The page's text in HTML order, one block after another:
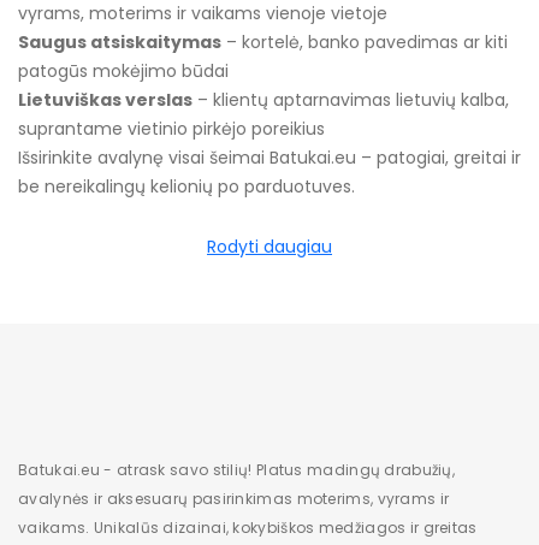
vyrams, moterims ir vaikams vienoje vietoje
Saugus atsiskaitymas – kortelė, banko pavedimas ar kiti
patogūs mokėjimo būdai
Lietuviškas verslas – klientų aptarnavimas lietuvių kalba,
suprantame vietinio pirkėjo poreikius
Išsirinkite avalynę visai šeimai Batukai.eu – patogiai, greitai ir
be nereikalingų kelionių po parduotuves.
Rodyti daugiau
Batukai.eu - atrask savo stilių! Platus madingų drabužių,
avalynės ir aksesuarų pasirinkimas moterims, vyrams ir
vaikams. Unikalūs dizainai, kokybiškos medžiagos ir greitas